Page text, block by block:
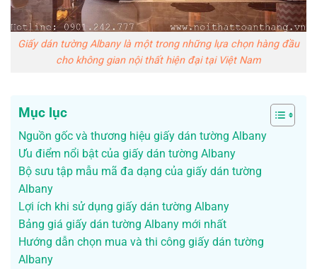
Giấy dán tường Albany là một trong những lựa chọn hàng đầu
cho không gian nội thất hiện đại tại Việt Nam
Mục lục
Nguồn gốc và thương hiệu giấy dán tường Albany
Ưu điểm nổi bật của giấy dán tường Albany
Bộ sưu tập mẫu mã đa dạng của giấy dán tường
Albany
Lợi ích khi sử dụng giấy dán tường Albany
Bảng giá giấy dán tường Albany mới nhất
Hướng dẫn chọn mua và thi công giấy dán tường
Albany